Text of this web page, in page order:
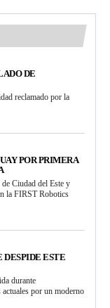
DE
reclamado por la
POR PRIMERA
Ciudad del Este y
la FIRST Robotics
ESTE
durante
actuales por un moderno